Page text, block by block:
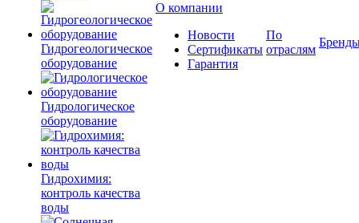
Гидрогеологическое
оборудование
Гидрологическое
оборудование
Гидрохимия:
контроль качества
воды
О компании
Новости
Сертификаты
Гарантия
По
отраслям